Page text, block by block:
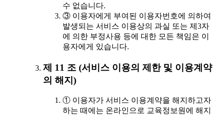
수 없습니다.
③ 이용자에게 부여된 이용자번호에 의하여
발생되는 서비스 이용상의 과실 또는 제3자
에 의한 부정사용 등에 대한 모든 책임은 이
용자에게 있습니다.
제 11 조 (서비스 이용의 제한 및 이용계약
의 해지)
① 이용자가 서비스 이용계약을 해지하고자
하는 때에는 온라인으로 교육정보원에 해지